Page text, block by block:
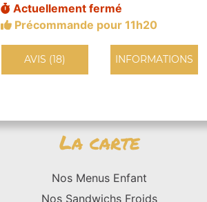
Actuellement fermé
Précommande pour 11h20
AVIS (18) INFORMATIONS
La carte
Nos Menus Enfant
Nos Sandwichs Froids